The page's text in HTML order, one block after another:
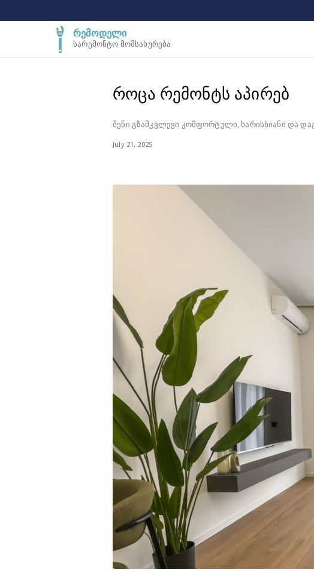
რემოდელი
სარემონტო მომსახურება
როცა რემონტს აპირებ
შენი გზამკვლევი კომფორტული, ხარისხიანი და
July 21, 2025